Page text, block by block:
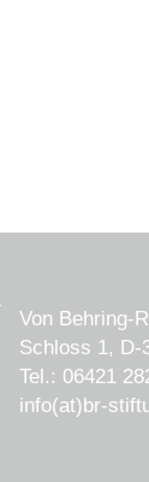
Von Behring-
Schloss 1, D-
Tel.: 06421
info(at)br-